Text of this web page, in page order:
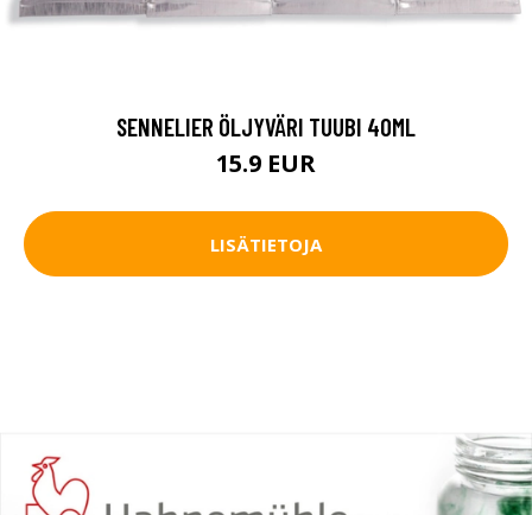
SENNELIER ÖLJYVÄRI TUUBI 40ML
15.9 EUR
LISÄTIETOJA